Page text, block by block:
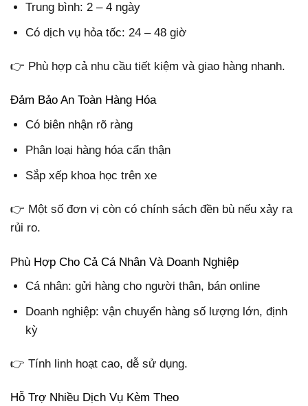
Trung bình: 2 – 4 ngày
Có dịch vụ hỏa tốc: 24 – 48 giờ
👉 Phù hợp cả nhu cầu tiết kiệm và giao hàng nhanh.
Đảm Bảo An Toàn Hàng Hóa
Có biên nhận rõ ràng
Phân loại hàng hóa cẩn thận
Sắp xếp khoa học trên xe
👉 Một số đơn vị còn có chính sách đền bù nếu xảy ra
rủi ro.
Phù Hợp Cho Cả Cá Nhân Và Doanh Nghiệp
Cá nhân: gửi hàng cho người thân, bán online
Doanh nghiệp: vận chuyển hàng số lượng lớn, định
kỳ
👉 Tính linh hoạt cao, dễ sử dụng.
Hỗ Trợ Nhiều Dịch Vụ Kèm Theo